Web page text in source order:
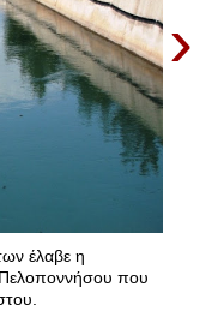
›
έλαβε η
Πελοποννήσου που